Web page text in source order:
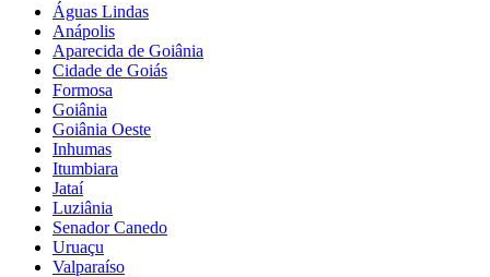
Águas Lindas
Anápolis
Aparecida de Goiânia
Cidade de Goiás
Formosa
Goiânia
Goiânia Oeste
Inhumas
Itumbiara
Jataí
Luziânia
Senador Canedo
Uruaçu
Valparaíso